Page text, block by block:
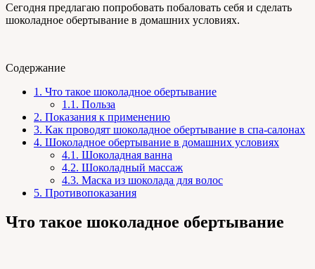
Сегодня предлагаю попробовать побаловать себя и сделать
шоколадное обертывание в домашних условиях.
Содержание
1. Что такое шоколадное обертывание
1.1. Польза
2. Показания к применению
3. Как проводят шоколадное обертывание в спа-салонах
4. Шоколадное обертывание в домашних условиях
4.1. Шоколадная ванна
4.2. Шоколадный массаж
4.3. Маска из шоколада для волос
5. Противопоказания
Что такое шоколадное обертывание